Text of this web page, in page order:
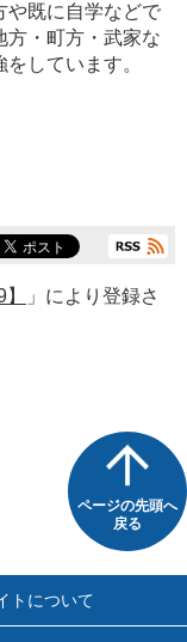
既に自学などで
方・町方・武家な
しています。
」により登録さ
ページの先頭へ
戻る
トについて